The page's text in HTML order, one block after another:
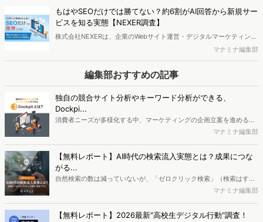
調査を実施し、結果を公開しました。
もはやSEOだけでは勝てない？約6割がAI回答から新規サー
ビスを知る実態【NEXER調査】
株式会社NEXERは、企業のWebサイト運営・デジタルマーケティング
経験者を対象に、AI検索の利用状況や、従来SEOに対する課題感、AI
検索対策（LLMO）への取り組み実態について調査を実施し、結果を
公開しました。
マナミナ編集部
編集部おすすめの記事
独自の競合サイト分析やキーワード分析ができる、
Dockpi...
消費者ニーズが多様化する中、マーケティングの企画立案を進める上
で、競合分析や消費者分析の重要性がより高まっています。Web行動
データを活用し、Web上の消費者行動を起点とした競合サイト分析や
消費者分析が可能です。今回はDockpitならではの利便性の高い機能
や活用方法を解説します。
マナミナ編集部
【無料レポート】AI時代の検索流入実態とは？成果につな
がる...
自然検索の数は減っていないが、「ゼロクリック検索」（検索はする
がページには流入しない）の割合が増加しているのが、AI時代の検索
か、また、要因を理解した上で、成果に確実につながるコンテンツを
マナミナ編集部
【無料レポート】2026最新"高校生デジタル行動"調査！